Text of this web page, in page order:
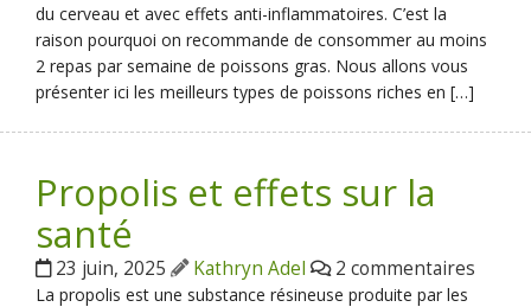
du cerveau et avec effets anti-inflammatoires. C’est la
raison pourquoi on recommande de consommer au moins
2 repas par semaine de poissons gras. Nous allons vous
présenter ici les meilleurs types de poissons riches en […]
Propolis et effets sur la
santé
23 juin, 2025 Kathryn Adel 2 commentaires
La propolis est une substance résineuse produite par les